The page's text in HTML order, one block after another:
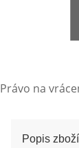
Právo na
Popis zboží